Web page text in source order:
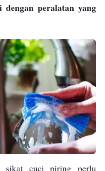
peralatan yang
sikat cuci piring perlu